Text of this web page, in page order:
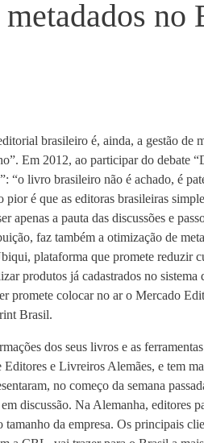
no
brasileiro é, ainda, a gestão de
Em 2012, ao participar do debate
“o livro brasileiro não é achado, é
é que as editoras brasileiras
a pauta das discussões e
faz também a otimização de
plataforma que promete reduzir
produtos já cadastrados no
promete colocar no ar o Mercado
Brasil.
dos seus livros e as
e Livreiros Alemães, e tem
no começo da semana
discussão. Na Alemanha, editores
da empresa. Os principais